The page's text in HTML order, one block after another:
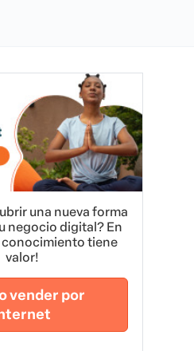
una nueva forma
negocio digital? En
conocimiento tiene
valor!
vender por